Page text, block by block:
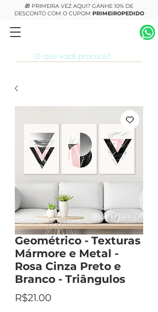
🎁 PRIMEIRA VEZ AQUI? GANHE 10% DE
DESCONTO COM O CUPOM PRIMEIROPEDIDO
Geométrico - Texturas
Mármore e Metal -
Rosa Cinza Preto e
Branco - Triângulos
R$21.00Price